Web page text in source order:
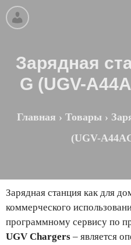
Зарядная
G (UGV-
Главная › Товары›
(UGV-
Зарядная станция как для
коммерческого
программному сервису по
UGV Chargers – является